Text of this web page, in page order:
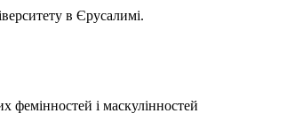
в Єрусалимі.
фемінностей і маскулінностей